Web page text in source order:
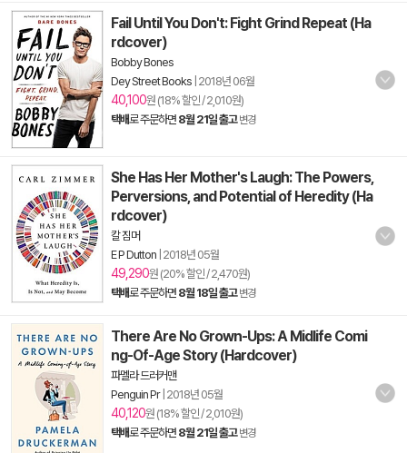
Fail Until You Don't: Fight Grind Repeat (Ha
rdcover)
Bobby Bones
Dey Street Books 2018년 06월
40,100원 (18% 할인 / 2,010원)
택배로 주문하면 8월 21일 출고 변경
She Has Her Mother's Laugh: The Powers,
Perversions, and Potential of Heredity (Ha
rdcover)
칼 짐머
E P Dutton 2018년 05월
49,290원 (20% 할인 / 2,470원)
택배로 주문하면 8월 18일 출고 변경
There Are No Grown-Ups: A Midlife Comi
ng-Of-Age Story (Hardcover)
파멜라 드러커맨
Penguin Pr 2018년 05월
40,120원 (18% 할인 / 2,010원)
택배로 주문하면 8월 21일 출고 변경